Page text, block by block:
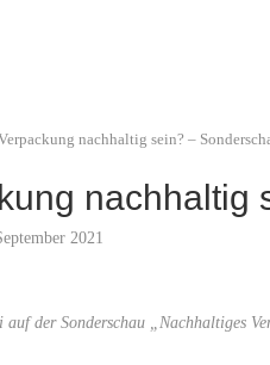
nachhaltig sein? –
nachhaltig
2021
auf der Sonderschau „Nachhaltiges